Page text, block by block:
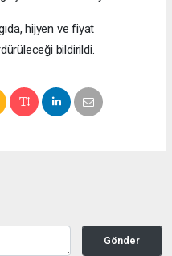
hijyen ve fiyat
bildirildi.
Gönder